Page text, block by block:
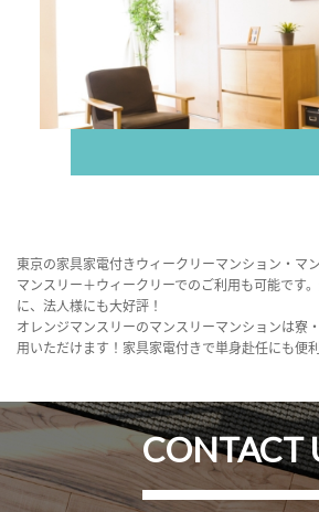
東京の家具家電付きウィークリーマンション・マ
マンスリー＋ウィークリーでのご利用も可能です
に、法人様にも大好評！
オレンジマンスリーのマンスリーマンションは寮
用いただけます！家具家電付きで単身赴任にも便利
CONTACT